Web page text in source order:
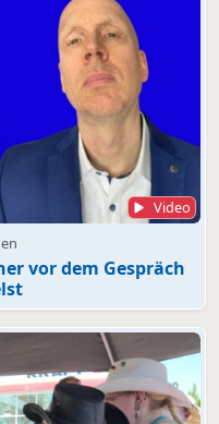
Video
vor dem Gespräch